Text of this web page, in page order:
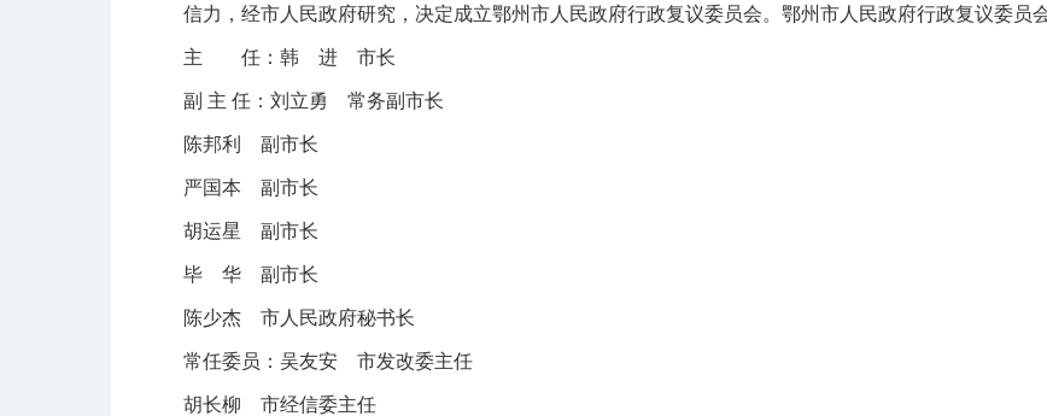
信力，经市人民政府研究，决定成立鄂州市人民政府行政复议委员会。鄂州市人民政府行政复议委员
主 任：韩 进 市长
副 主 任：刘立勇 常务副市长
陈邦利 副市长
严国本 副市长
胡运星 副市长
毕 华 副市长
陈少杰 市人民政府秘书长
常任委员：吴友安 市发改委主任
胡长柳 市经信委主任